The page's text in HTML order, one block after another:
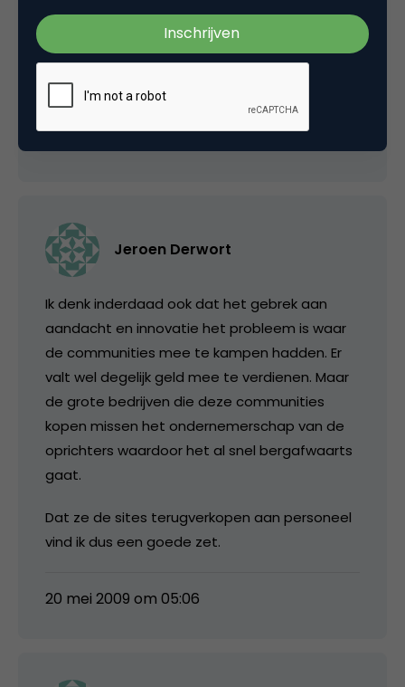
al snel de stekker uit. Wel opmerkelijk
inderdaad dat vooral jongerensites het
moeilijk lijken te hebben. Zet je aan het
denken.
Jeroen Derwort
Ik denk inderdaad ook dat het gebrek aan
aandacht en innovatie het probleem is waar
de communities mee te kampen hadden. Er
valt wel degelijk geld mee te verdienen. Maar
de grote bedrijven die deze communities
kopen missen het ondernemerschap van de
oprichters waardoor het al snel bergafwaarts
gaat.
Dat ze de sites terugverkopen aan personeel
vind ik dus een goede zet.
20 mei 2009 om 05:06